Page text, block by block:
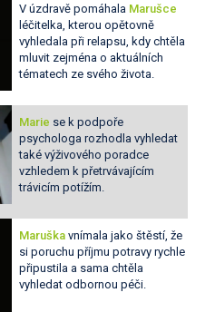
V úzdravě pomáhala Marušce
léčitelka, kterou opětovně
vyhledala při relapsu, kdy chtěla
mluvit zejména o aktuálních
tématech ze svého života.
Marie se k podpoře
psychologa rozhodla vyhledat
také výživového poradce
vzhledem k přetrvávajícím
trávicím potížím.
Maruška vnímala jako štěstí, že
si poruchu příjmu potravy rychle
připustila a sama chtěla
vyhledat odbornou péči.